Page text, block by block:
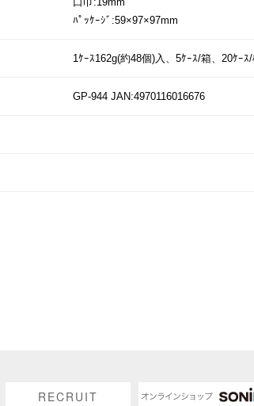
ﾊﾟｯｹｰｼﾞ:59×97×97mm
1ｹｰｽ162g(約48個)入、5ｹｰｽ/箱、20ｹｰｽ/
GP-944 JAN:4970116016676
RECRUIT